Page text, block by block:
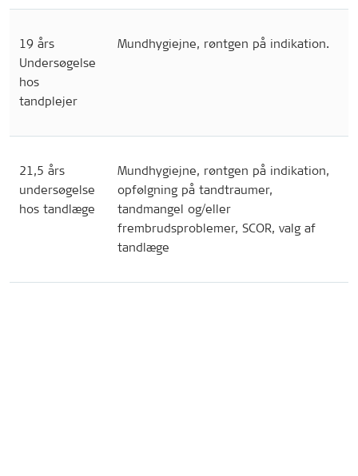
19 års
Undersøgelse
hos
tandplejer
Mundhygiejne, røntgen på indikation.
21,5 års
undersøgelse
hos tandlæge
Mundhygiejne, røntgen på indikation,
opfølgning på tandtraumer,
tandmangel og/eller
frembrudsproblemer, SCOR, valg af
tandlæge